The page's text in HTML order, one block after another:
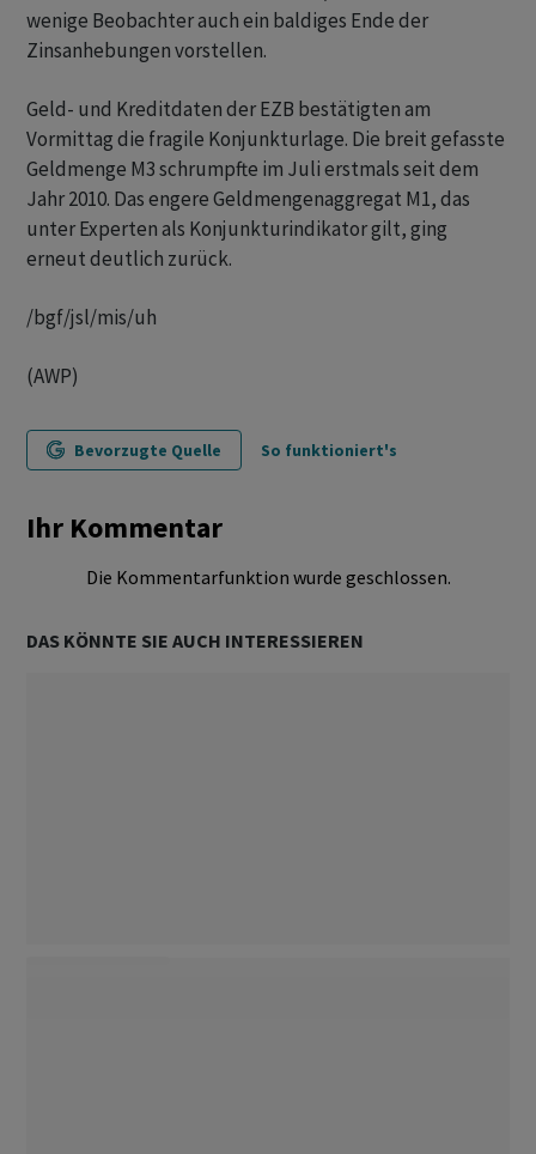
wenige Beobachter auch ein baldiges Ende der
Zinsanhebungen vorstellen.
Geld- und Kreditdaten der EZB bestätigten am
Vormittag die fragile Konjunkturlage. Die breit gefasste
Geldmenge M3 schrumpfte im Juli erstmals seit dem
Jahr 2010. Das engere Geldmengenaggregat M1, das
unter Experten als Konjunkturindikator gilt, ging
erneut deutlich zurück.
/bgf/jsl/mis/uh
(AWP)
Bevorzugte Quelle So funktioniert's
Ihr Kommentar
Die Kommentarfunktion wurde geschlossen.
DAS KÖNNTE SIE AUCH INTERESSIEREN